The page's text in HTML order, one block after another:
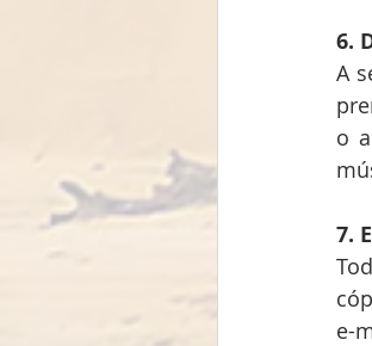
6.
A
o
7.
e-